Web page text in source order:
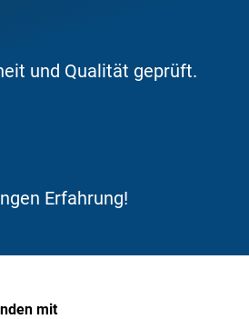
und Qualität geprüft.
Erfahrung!
mit